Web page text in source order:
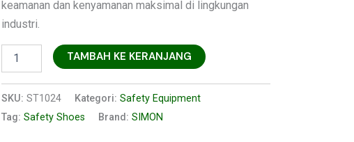
keamanan dan kenyamanan maksimal di lingkungan
industri.
TAMBAH KE KERANJANG
SKU: ST1024 Kategori: Safety Equipment
Tag: Safety Shoes Brand: SIMON